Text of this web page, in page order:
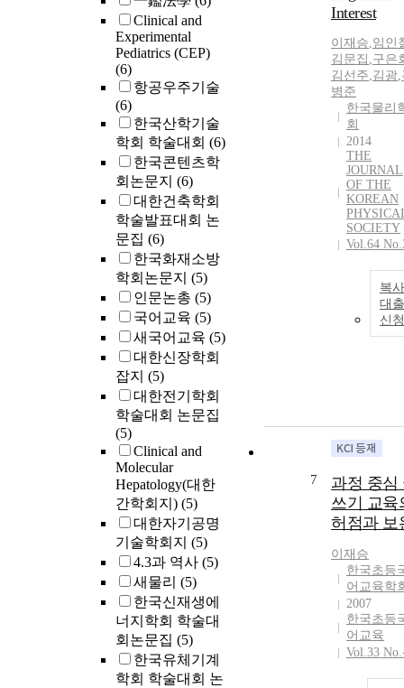
Clinical and
Experimental
Pediatrics (CEP)
(6)
항공우주기술
(6)
한국산학기술
학회 학술대회 (6)
한국콘텐츠학
회논문지 (6)
대한건축학회
학술발표대회 논
문집 (6)
한국화재소방
학회논문지 (5)
인문논총 (5)
국어교육 (5)
새국어교육 (5)
대한신장학회
잡지 (5)
대한전기학회
학술대회 논문집
(5)
Clinical and
Molecular
Hepatology(대한
간학회지) (5)
대한자기공명
기술학회지 (5)
4.3과 역사 (5)
새물리 (5)
한국신재생에
너지학회 학술대
회논문집 (5)
한국유체기계
학회 학술대회 논
an indirect
measurement
tumor motion.
Additionally,
liver lesions
found to be
in
ign from
malignant
Interest
이재승,임인
김문집 ,구은
김선주,김광,
병준
한국물리
회
2014
THE
JOURNAL
OF THE
KOREAN
SOCIETY
Vol.64
복
대출
신청
7
과정 중심
쓰기 교육
허점과 보
이재승
한국초등
어교육학
2007
한국초등
어교육
Vol.33